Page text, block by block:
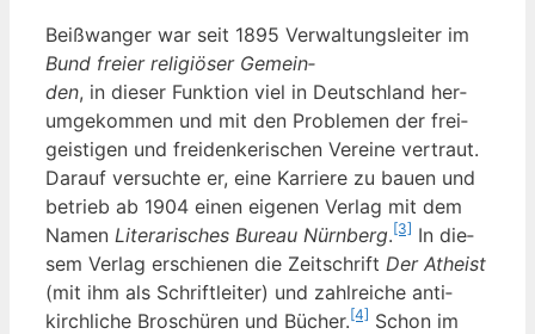
Beiß­wan­ger war seit 1895 Ver­wal­tungs­lei­ter im
Bund frei­er reli­giö­ser Gemein­
den, in die­ser Funk­ti­on viel in Deutsch­land her­
um­ge­kom­men und mit den Pro­ble­men der frei­
geis­ti­gen und frei­den­ke­ri­schen Ver­ei­ne ver­traut.
Dar­auf ver­such­te er, eine Kar­rie­re zu bau­en und
betrieb ab 1904 einen eige­nen Ver­lag mit dem
Namen Lite­ra­ri­sches Bureau Nürn­berg.[3] In die­
sem Ver­lag erschie­nen die Zeit­schrift Der Athe­ist
(mit ihm als Schrift­lei­ter) und zahl­rei­che anti­
kirch­li­che Bro­schü­ren und Bücher.[4] Schon im